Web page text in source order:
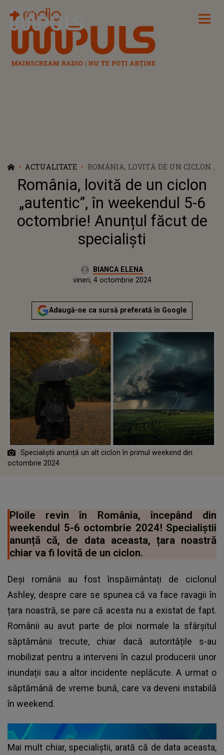
Radio Impuls
ACTUALITATE
ROMÂNIA, LOVITĂ DE UN CICLON
„AUTENTIC”, ÎN WEEKENDUL 5-6
OCTOMBRIE! ANUNȚUL FĂCUT DE
SPECIALIȘTI
România, lovită de un ciclon
„autentic”, în weekendul 5-6
octombrie! Anunțul făcut de
specialiști
Autor:BIANCA ELENA
vineri, 4 octombrie 2024Actualizat:
vineri, 4 octombrie 2024
Adaugă-ne ca sursă preferată în Google
Specialiștii anunță un alt ciclon în primul weekend din
octombrie 2024
Ploile revin în România, începând din
weekendul 5-6 octombrie 2024! Specialiștii
anunță că, de data aceasta, țara noastră
chiar va fi lovită de un ciclon.
Deși românii au fost înspăimântați de ciclonul
Ashley, despre care se spunea că va face ravagii în
țara noastră, se pare că acesta nu a existat de fapt.
Românii au avut parte de ploi normale la sfârșitul
săptămânii trecute, chiar dacă autoritățile s-au
mobilizat pentru a interveni în cazul producerii unor
inundații sau a altor incidente neplăcute. A urmat o
săptămână de vreme bună, care va deveni instabilă
în weekend.
Mai mult chiar, specialiștii, arată că de data aceasta,